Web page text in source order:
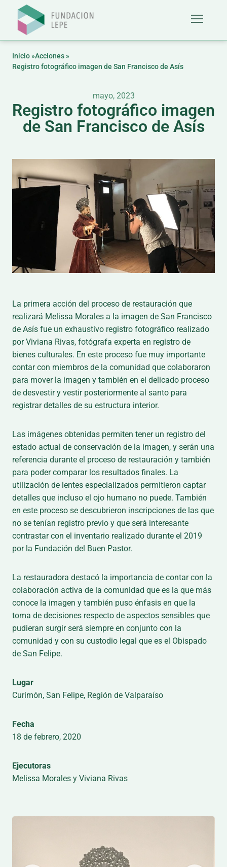
Inicio »Acciones »
Registro fotográfico imagen de San Francisco de Asís
mayo, 2023
Registro fotográfico imagen
de San Francisco de Asís
La primera acción del proceso de restauración que
realizará Melissa Morales a la imagen de San Francisco
de Asís fue un exhaustivo registro fotográfico realizado
por Viviana Rivas, fotógrafa experta en registro de
bienes culturales. En este proceso fue muy importante
contar con miembros de la comunidad que colaboraron
para mover la imagen y también en el delicado proceso
de desvestir y vestir posteriormente al santo para
registrar detalles de su estructura interior.
Las imágenes obtenidas permiten tener un registro del
estado actual de conservación de la imagen, y serán una
referencia durante el proceso de restauración y también
para poder comparar los resultados finales. La
utilización de lentes especializados permitieron captar
detalles que incluso el ojo humano no puede. También
en este proceso se descubrieron inscripciones de las que
no se tenían registro previo y que será interesante
contrastar con el inventario realizado durante el 2019
por la Fundación del Buen Pastor.
La restauradora destacó la importancia de contar con la
colaboración activa de la comunidad que es la que más
conoce la imagen y también puso énfasis en que la
toma de decisiones respecto de aspectos sensibles que
pudieran surgir será siempre en conjunto con la
comunidad y con su custodio legal que es el Obispado
de San Felipe.
Lugar
Curimón, San Felipe, Región de Valparaíso
Fecha
18 de febrero, 2020
Ejecutoras
Melissa Morales y Viviana Rivas